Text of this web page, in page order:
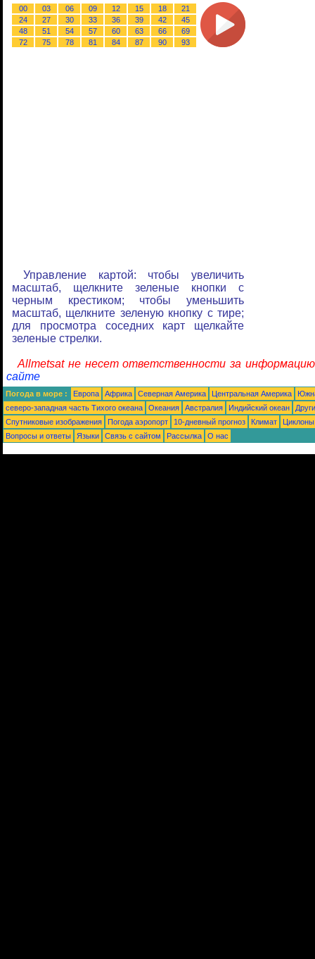
00 03 06 09 12 15 18
21
24
27 30 33 36 39 42
45
48
51 54 57 60 63 66
69
72
75 78 81 84 87 90 93
Управление картой: чтобы увеличить
масштаб, щелкните зеленые кнопки с
черным крестиком; чтобы уменьшить
масштаб, щелкните зеленую кнопку с тире;
для просмотра соседних карт щелкайте
зеленые стрелки.
Allmetsat не несет ответственности за
сайте
Погода в море : Европа Африка Северная Америка Центральная Америка
северо-западная часть Tихого океана
Океания Австралия Индийский океан
Спутниковые изображения
Погода аэропорт 10-дневный прогноз Климат
Циклоны
Вопросы и ответы
Языки Связь с сайтом Рассылка О нас